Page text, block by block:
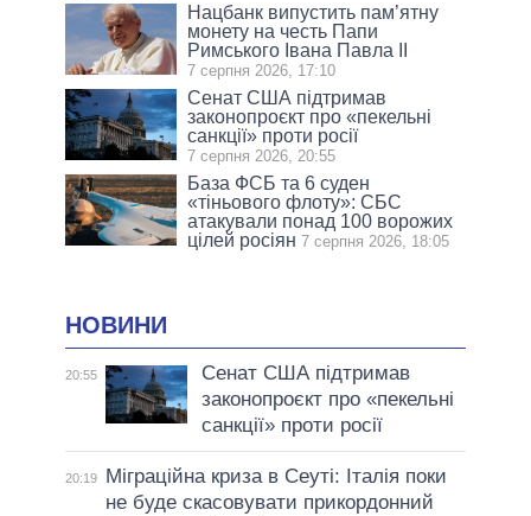
Нацбанк випустить пам’ятну
монету на честь Папи
Римського Івана Павла II
7 серпня 2026, 17:10
Сенат США підтримав
законопроєкт про «пекельні
санкції» проти росії
7 серпня 2026, 20:55
База ФСБ та 6 суден
«тіньового флоту»: СБС
атакували понад 100 ворожих
цілей росіян 7 серпня 2026, 18:05
НОВИНИ
20:55
Сенат США підтримав
законопроєкт про «пекельні
санкції» проти росії
20:19
Міграційна криза в Сеуті: Італія поки
не буде скасовувати прикордонний